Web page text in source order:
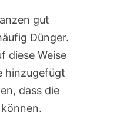
gut
Dünger.
diese Weise
hinzugefügt
dass die